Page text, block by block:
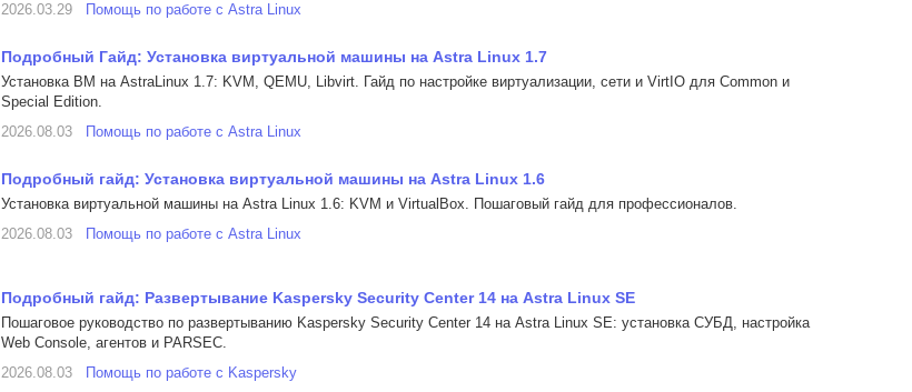
2026.03.29
Помощь по работе с Astra Linux
Подробный Гайд: Установка виртуальной машины на Astra Linux 1.7
Установка ВМ на AstraLinux 1.7: KVM, QEMU, Libvirt. Гайд по настройке виртуализации, сети и VirtIO для Common и
Special Edition.
2026.08.03
Помощь по работе с Astra Linux
Подробный гайд: Установка виртуальной машины на Astra Linux 1.6
Установка виртуальной машины на Astra Linux 1.6: KVM и VirtualBox. Пошаговый гайд для профессионалов.
2026.08.03
Помощь по работе с Astra Linux
Подробный гайд: Развертывание Kaspersky Security Center 14 на Astra Linux SE
Пошаговое руководство по развертыванию Kaspersky Security Center 14 на Astra Linux SE: установка СУБД, настройка
Web Console, агентов и PARSEC.
2026.08.03
Помощь по работе с Kaspersky